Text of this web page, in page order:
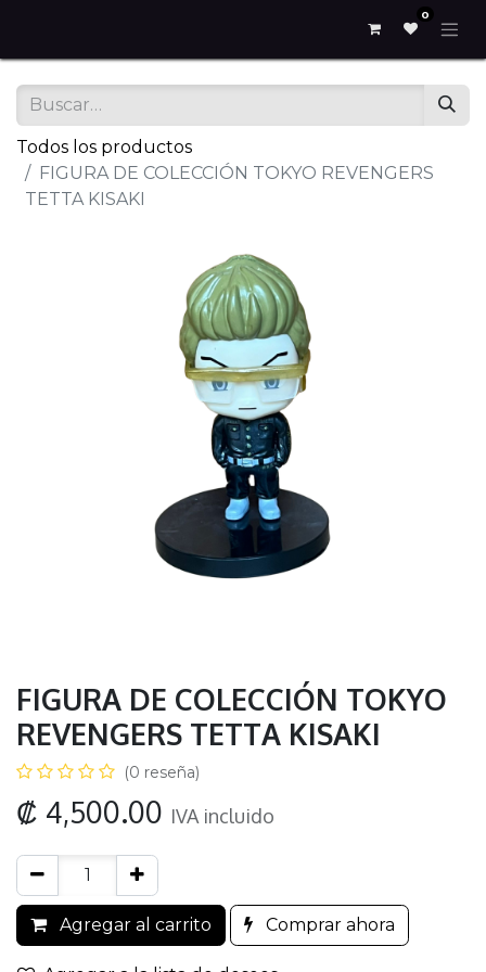
0
Todos los productos
FIGURA DE COLECCIÓN TOKYO REVENGERS
TETTA KISAKI
FIGURA DE COLECCIÓN TOKYO
REVENGERS TETTA KISAKI
(0 reseña)
₡ 4,500.00 IVA incluido
Agregar al carrito Comprar ahora